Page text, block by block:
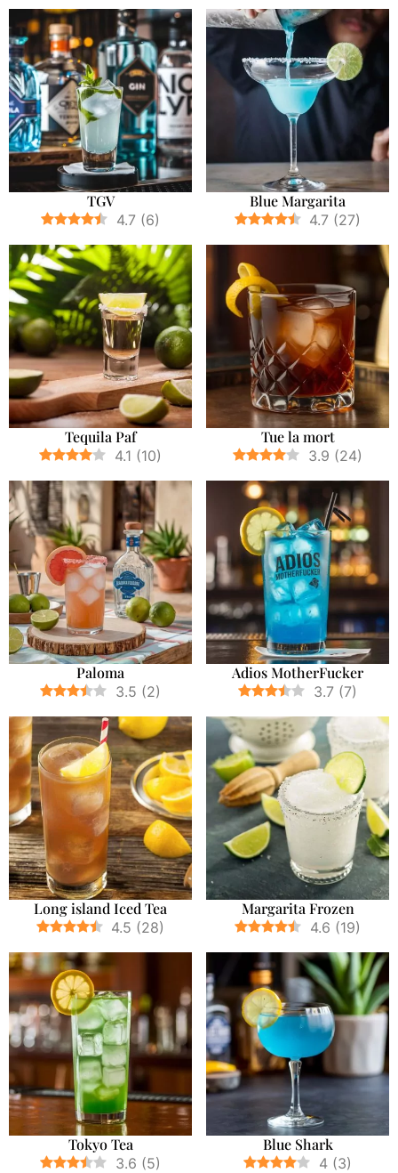
TGV
4.7 (6)
Blue Margarita
4.7 (27)
Tequila Paf
4.1 (10)
Tue la mort
3.9 (24)
Paloma
3.5 (2)
Adios MotherFucker
3.7 (7)
Long island Iced Tea
4.5 (28)
Margarita Frozen
4.6 (19)
Tokyo Tea
3.6 (5)
Blue Shark
4 (3)